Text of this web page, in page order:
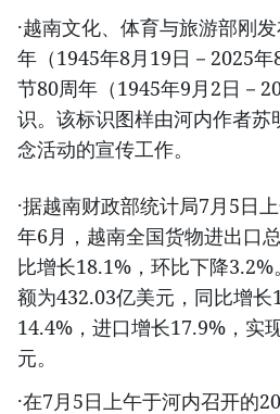
·越南文化、体育与旅游部刚
年（1945年8月19日－2025
节80周年（1945年9月2日－
识。该标识图样由河内作者
念活动的宣传工作。
·据越南财政部统计局7月5日
年6月，越南全国货物进出口
比增长18.1%，环比下降
额为432.03亿美元，同比增
14.4%，进口增长17.9%，实
元。
·在7月5日上午于河内召开的